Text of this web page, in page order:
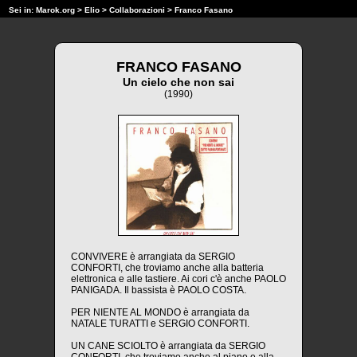
Sei in: Marok.org > Elio > Collaborazioni > Franco Fasano
FRANCO FASANO
Un cielo che non sai
(1990)
CONVIVERE è arrangiata da SERGIO
CONFORTI, che troviamo anche alla batteria
elettronica e alle tastiere. Ai cori c'è anche PAOLO
PANIGADA. Il bassista è PAOLO COSTA.
PER NIENTE AL MONDO è arrangiata da
NATALE TURATTI e SERGIO CONFORTI.
UN CANE SCIOLTO è arrangiata da SERGIO